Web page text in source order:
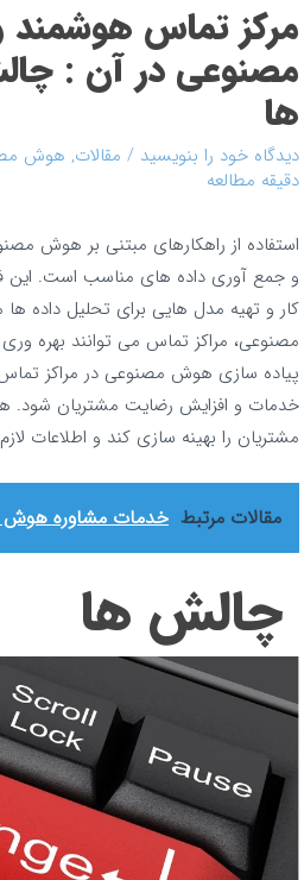
مرکز تماس
مصنوعی در آن :
ها
دیدگاه‌ خود را بنویسید / مقالات, هوش
دقیقه مطالعه
استفاده از راهکارهای مبتنی بر هوش
و جمع‌ آوری داده‌ های مناسب است.
کار و تهیه مدل‌ هایی برای تحلیل داده‌
مصنوعی، مراکز تماس می‌ توانند بهره‌
پیاده‌ سازی هوش مصنوعی در مراکز
خدمات و افزایش رضایت مشتریان شود.
مشتریان را بهینه‌ سازی کند و اطلاعات
مقالات مرتبط خدمات مشاوره هوش
چالش‌ ها